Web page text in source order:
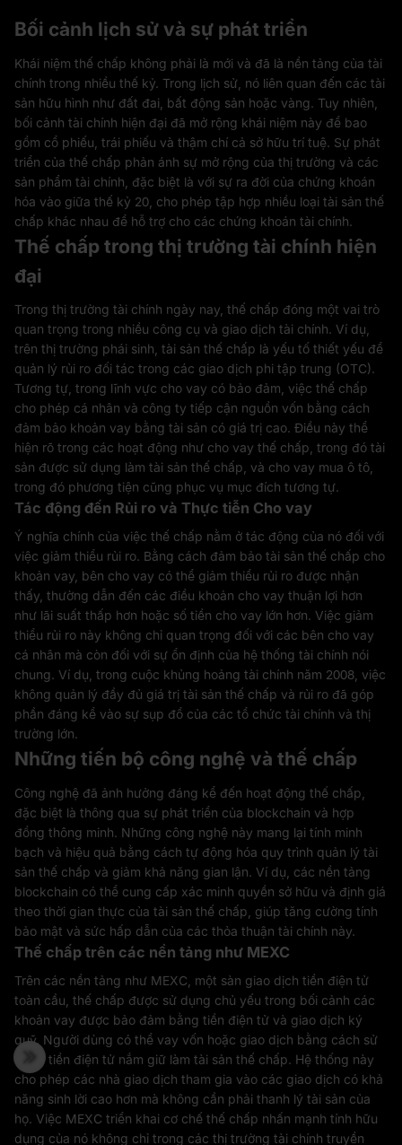
Bối cảnh lịch sử và sự phát triển
Khái niệm thế chấp không phải là mới và đã là nền tảng của tài
chính trong nhiều thế kỷ. Trong lịch sử, nó liên quan đến các tài
sản hữu hình như đất đai, bất động sản hoặc vàng. Tuy nhiên,
bối cảnh tài chính hiện đại đã mở rộng khái niệm này để bao
gồm cổ phiếu, trái phiếu và thậm chí cả sở hữu trí tuệ. Sự phát
triển của thế chấp phản ánh sự mở rộng của thị trường và các
sản phẩm tài chính, đặc biệt là với sự ra đời của chứng khoán
hóa vào giữa thế kỷ 20, cho phép tập hợp nhiều loại tài sản thế
chấp khác nhau để hỗ trợ cho các chứng khoán tài chính.
Thế chấp trong thị trường tài chính hiện
đại
Trong thị trường tài chính ngày nay, thế chấp đóng một vai trò
quan trọng trong nhiều công cụ và giao dịch tài chính. Ví dụ,
trên thị trường phái sinh, tài sản thế chấp là yếu tố thiết yếu để
quản lý rủi ro đối tác trong các giao dịch phi tập trung (OTC).
Tương tự, trong lĩnh vực cho vay có bảo đảm, việc thế chấp
cho phép cá nhân và công ty tiếp cận nguồn vốn bằng cách
đảm bảo khoản vay bằng tài sản có giá trị cao. Điều này thể
hiện rõ trong các hoạt động như cho vay thế chấp, trong đó tài
sản được sử dụng làm tài sản thế chấp, và cho vay mua ô tô,
trong đó phương tiện cũng phục vụ mục đích tương tự.
Tác động đến Rủi ro và Thực tiễn Cho vay
Ý nghĩa chính của việc thế chấp nằm ở tác động của nó đối với
việc giảm thiểu rủi ro. Bằng cách đảm bảo tài sản thế chấp cho
khoản vay, bên cho vay có thể giảm thiểu rủi ro được nhận
thấy, thường dẫn đến các điều khoản cho vay thuận lợi hơn
như lãi suất thấp hơn hoặc số tiền cho vay lớn hơn. Việc giảm
thiểu rủi ro này không chỉ quan trọng đối với các bên cho vay
cá nhân mà còn đối với sự ổn định của hệ thống tài chính nói
chung. Ví dụ, trong cuộc khủng hoảng tài chính năm 2008, việc
không quản lý đầy đủ giá trị tài sản thế chấp và rủi ro đã góp
phần đáng kể vào sự sụp đổ của các tổ chức tài chính và thị
trường lớn.
Những tiến bộ công nghệ và thế chấp
Công nghệ đã ảnh hưởng đáng kể đến hoạt động thế chấp,
đặc biệt là thông qua sự phát triển của blockchain và hợp
đồng thông minh. Những công nghệ này mang lại tính minh
bạch và hiệu quả bằng cách tự động hóa quy trình quản lý tài
sản thế chấp và giảm khả năng gian lận. Ví dụ, các nền tảng
blockchain có thể cung cấp xác minh quyền sở hữu và định giá
theo thời gian thực của tài sản thế chấp, giúp tăng cường tính
bảo mật và sức hấp dẫn của các thỏa thuận tài chính này.
Thế chấp trên các nền tảng như MEXC
Trên các nền tảng như MEXC, một sàn giao dịch tiền điện tử
toàn cầu, thế chấp được sử dụng chủ yếu trong bối cảnh các
khoản vay được bảo đảm bằng tiền điện tử và giao dịch ký
quỹ. Người dùng có thể vay vốn hoặc giao dịch bằng cách sử
dụng tiền điện tử nắm giữ làm tài sản thế chấp. Hệ thống này
cho phép các nhà giao dịch tham gia vào các giao dịch có khả
năng sinh lời cao hơn mà không cần phải thanh lý tài sản của
họ. Việc MEXC triển khai cơ chế thế chấp nhấn mạnh tính hữu
dụng của nó không chỉ trong các thị trường tài chính truyền